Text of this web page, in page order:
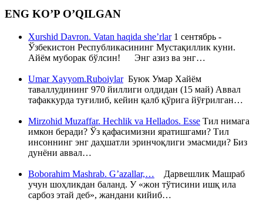
ENG KO’P O’QILGAN
Xurshid Davron. Vatan haqida she’rlar1 сентябрь -
Ўзбекистон Республикасининг Мустақиллик куни.
Айём муборак бўлсин! Энг азиз ва энг…
Umar Xayyom.RuboiylarБуюк Умар Хайём
таваллудининг 970 йиллиги олдидан (15 май) Аввал
тафаккурда туғилиб, кейин қалб қўрига йўғрилган…
Mirzohid Muzaffar. Hechlik va Hellados. Esse Тил нимага
имкон беради? Ўз қафасимизни яратишгами? Тил
инсоннинг энг даҳшатли эринчоқлиги эмасмиди? Биз
дунёни аввал…
Boborahim Mashrab. G’azallar,… Дарвешлик Машраб
учун шоҳликдан баланд. У «жон тўтисини ишқ ила
сарбоз этай деб», жандани кийиб…